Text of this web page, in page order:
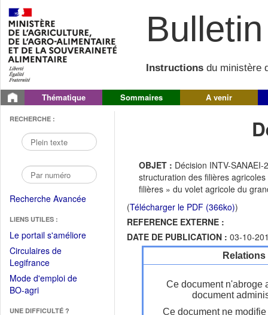
Instructions du ministère
Thématique Sommaires A venir
RECHERCHE :
Recherche Avancée
LIENS UTILES :
Le portail s'améliore(Fichier
Circulaires de
Legifrance(Ouvrir
dans
une
fenêtre)
Mode d'emploi de
BO-agri(Ouvrir
UNE DIFFICULTÉ ?
OBJET : Décision INTV-
structuration des filières
filières » du volet agricole du
(Télécharger le PDF (366ko))
REFERENCE EXTERNE :
DATE DE PUBLICATION : 03-10-
Ce document n'abroge
document
Ce document ne